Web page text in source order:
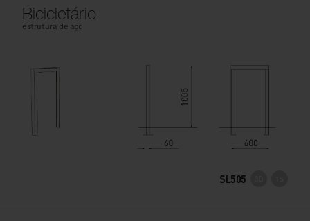
Bicicletário
estrutura de aço
SL505